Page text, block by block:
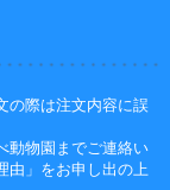
の際は注文内容に誤
動物園までご連絡い
由」をお申し出の上